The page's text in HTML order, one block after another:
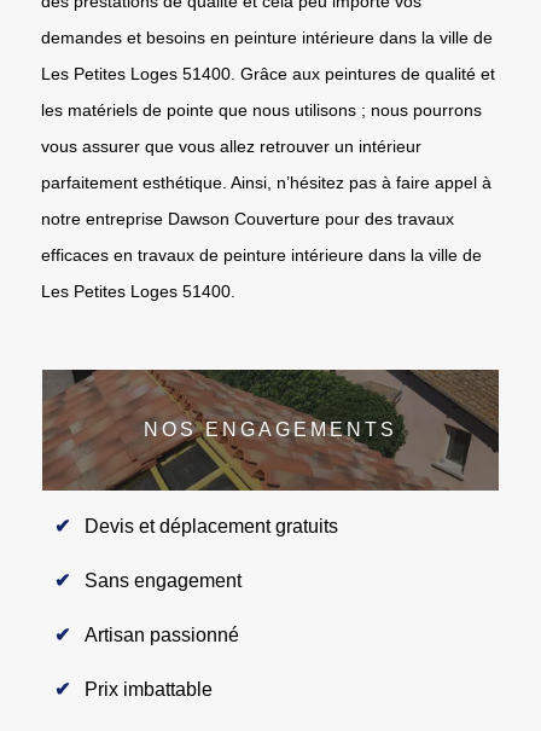
demandes et besoins en peinture intérieure dans la ville de
Les Petites Loges 51400. Grâce aux peintures de qualité et
les matériels de pointe que nous utilisons ; nous pourrons
vous assurer que vous allez retrouver un intérieur
parfaitement esthétique. Ainsi, n’hésitez pas à faire appel à
notre entreprise Dawson Couverture pour des travaux
efficaces en travaux de peinture intérieure dans la ville de
Les Petites Loges 51400.
NOS ENGAGEMENTS
Devis et déplacement gratuits
Sans engagement
Artisan passionné
Prix imbattable